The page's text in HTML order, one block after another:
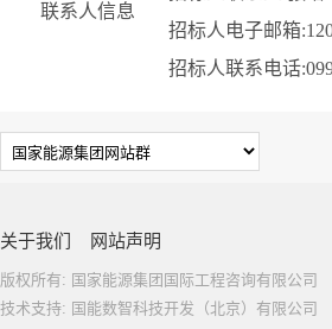
联系人信息
招标人电子邮箱
招标人联系电话
关于我们 网站声明
版权所有: 国家能源集团国际工程咨询有限公
技术支持: 国能数智科技开发（北京）有限公司